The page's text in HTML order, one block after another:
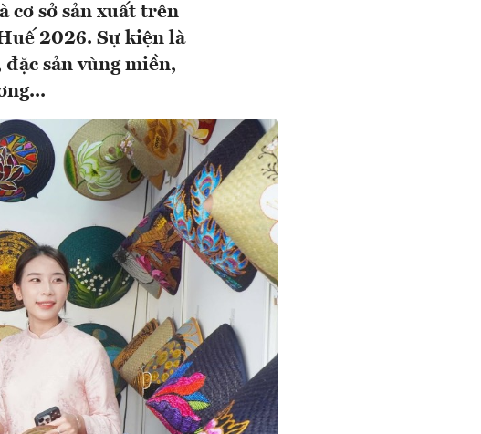
cơ sở sản xuất trên
2026. Sự kiện là
sản vùng miền,